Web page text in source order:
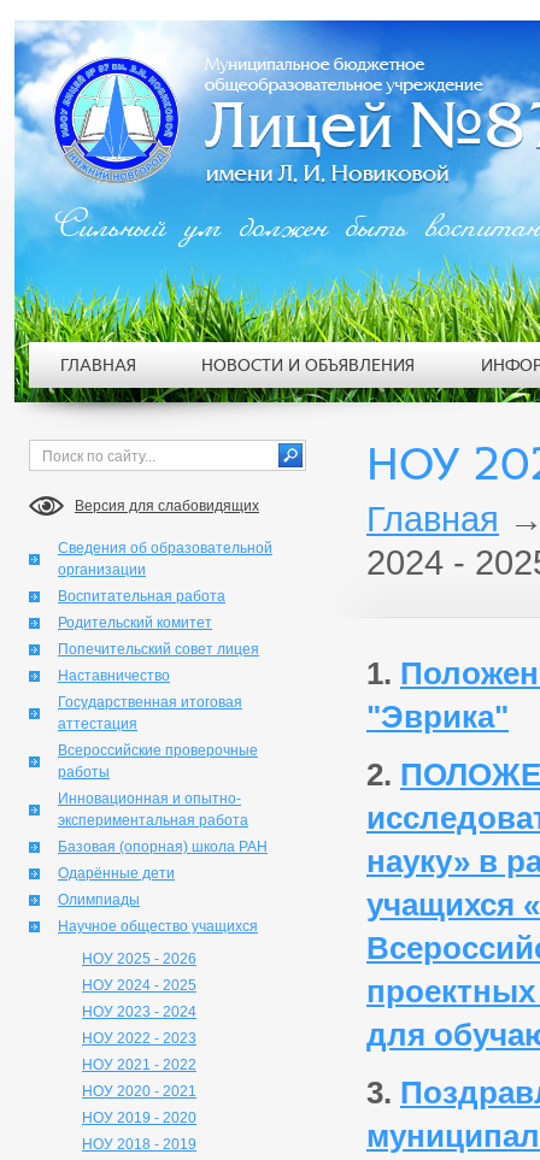
Версия для слабовидящих
Сведения об образовательной
организации
Воспитательная работа
Родительский комитет
Попечительский совет лицея
Наставничество
Государственная итоговая
аттестация
Всероссийские проверочные
работы
Инновационная и опытно-
экспериментальная работа
Базовая (опорная) школа РАН
Одарённые дети
Олимпиады
Научное общество учащихся
НОУ 2025 - 2026
НОУ 2024 - 2025
НОУ 2023 - 2024
НОУ 2022 - 2023
НОУ 2021 - 2022
НОУ 2020 - 2021
НОУ 2019 - 2020
НОУ 2018 - 2019
НОУ
Главная
2024 -
1.
"Эврика"
2.
науку» в
учащихся
для
3.
Сильный ум должен быть
ГЛАВНАЯ НОВОСТИ И ОБЪЯВЛЕНИЯ